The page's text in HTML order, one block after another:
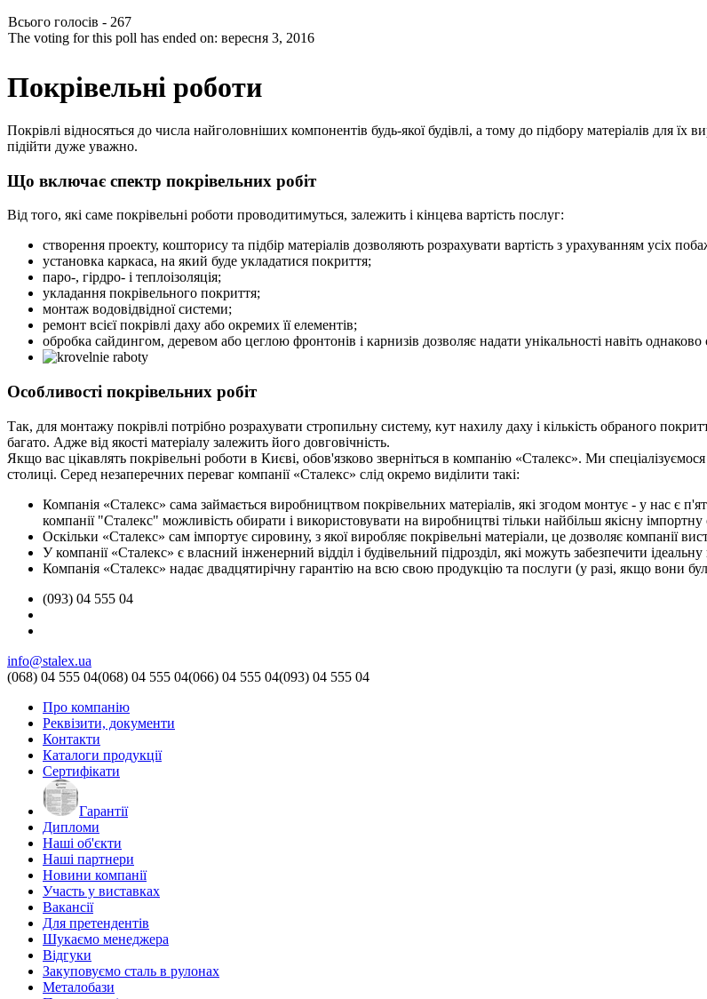
Всього голосів - 267
The voting for this poll has ended on: вересня 3, 2016
Покрівельні роботи
Покрівлі відносяться до числа найголовніших компонентів будь-якої будівлі, а тому до підбору матеріалів для
підійти дуже уважно.
Що включає спектр покрівельних робіт
Від того, які саме покрівельні роботи проводитимуться, залежить і кінцева вартість послуг:
створення проекту, кошторису та підбір матеріалів дозволяють розрахувати вартість з урахуванням усіх
установка каркаса, на який буде укладатися покриття;
паро-, гірдро- і теплоізоляція;
укладання покрівельного покриття;
монтаж водовідвідної системи;
ремонт всієї покрівлі даху або окремих її елементів;
обробка сайдингом, деревом або цеглою фронтонів і карнизів дозволяє надати унікальності навіть
Особливості покрівельних робіт
Так, для монтажу покрівлі потрібно розрахувати стропильну систему, кут нахилу даху і кількість обраного
багато. Адже від якості матеріалу залежить його довговічність.
Якщо вас цікавлять покрівельні роботи в Києві, обов'язково зверніться в компанію «Сталекс». Ми
столиці. Серед незаперечних переваг компанії «Сталекс» слід окремо виділити такі:
Компанія «Сталекс» сама займається виробництвом покрівельних матеріалів, які згодом монтує - у нас є
компанії "Сталекс" можливість обирати і використовувати на виробництві тільки найбільш якісну
Оскільки «Сталекс» сам імпортує сировину, з якої виробляє покрівельні матеріали, це дозволяє компанії
У компанії «Сталекс» є власний інженерний відділ і будівельний підрозділ, які можуть забезпечити
Компанія «Сталекс» надає двадцятирічну гарантію на всю свою продукцію та послуги (у разі, якщо вони
(093) 04 555 04
info@stalex.ua
(068) 04 555 04(068) 04 555 04(066) 04 555 04(093) 04 555 04
Про компанію
Реквізити, документи
Контакти
Каталоги продукції
Сертифікати
Гарантії
Дипломи
Наші об'єкти
Наші партнери
Новини компанії
Участь у виставках
Вакансії
Для претендентів
Шукаємо менеджера
Відгуки
Закуповуємо сталь в рулонах
Металобази